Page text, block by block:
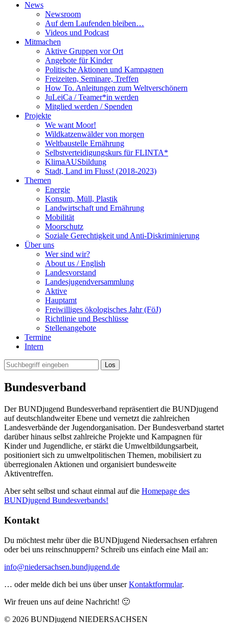
News
Newsroom
Auf dem Laufenden bleiben…
Videos und Podcast
Mitmachen
Aktive Gruppen vor Ort
Angebote für Kinder
Politische Aktionen und Kampagnen
Freizeiten, Seminare, Treffen
How To. Anleitungen zum Weltverschönern
JuLeiCa / Teamer*in werden
Mitglied werden / Spenden
Projekte
We want Moor!
Wildkatzenwälder von morgen
Weltbaustelle Ernährung
Selbstverteidigungskurs für FLINTA*
KlimaAUSbildung
Stadt, Land im Fluss! (2018-2023)
Themen
Energie
Konsum, Müll, Plastik
Landwirtschaft und Ernährung
Mobilität
Moorschutz
Soziale Gerechtigkeit und Anti-Diskriminierung
Über uns
Wer sind wir?
About us / English
Landesvorstand
Landesjugendversammlung
Aktive
Hauptamt
Freiwilliges ökologisches Jahr (FöJ)
Richtlinie und Beschlüsse
Stellenangebote
Termine
Intern
Bundesverband
Der BUNDjugend Bundesverband repräsentiert die BUNDjugend
auf deutschlandweiter Ebene und vernetzt die zahlreichen
Landesverbände der Jugendorganisation. Der Bundesverband startet
darüber hinaus selbst zahlreiche Projekte und Kampagnen für
Kinder und Jugendliche, er stärkt die Umweltbildungsarbeit,
positioniert sich zu umweltpolitischen Themen, mobilisiert zu
überregionalen Aktionen und organisiert bundesweite
Aktiventreffen.
Aber seht selbst und schaut einmal auf die Homepage des
BUNDjugend Bundesverbands!
Kontakt
Du möchtest mehr über die BUNDjugend Niedersachsen erfahren
oder bei uns reinschnuppern? Schreib uns einfach eine Mail an:
info@niedersachsen.bundjugend.de
… oder melde dich bei uns über unserKontaktformular.
Wir freuen uns auf deine Nachricht! 🙂
© 2026 BUNDjugend NIEDERSACHSEN